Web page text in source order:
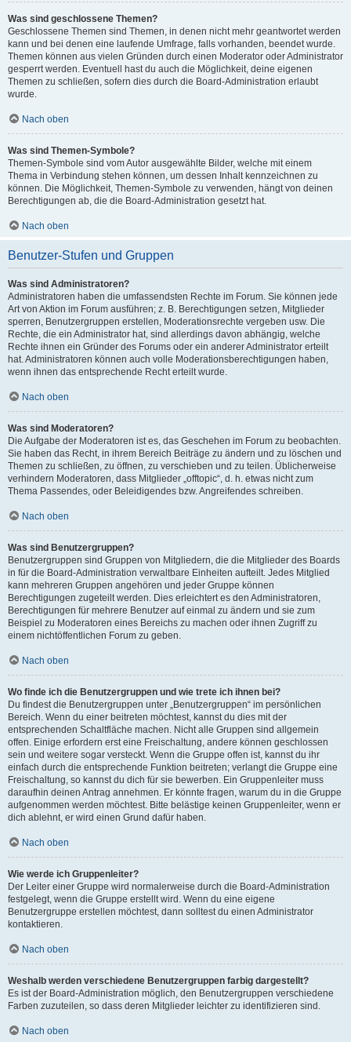
Was sind geschlossene Themen?
Geschlossene Themen sind Themen, in denen nicht mehr geantwortet werden
kann und bei denen eine laufende Umfrage, falls vorhanden, beendet wurde.
Themen können aus vielen Gründen durch einen Moderator oder Administrator
gesperrt werden. Eventuell hast du auch die Möglichkeit, deine eigenen
Themen zu schließen, sofern dies durch die Board-Administration erlaubt
wurde.
Nach oben
Was sind Themen-Symbole?
Themen-Symbole sind vom Autor ausgewählte Bilder, welche mit einem
Thema in Verbindung stehen können, um dessen Inhalt kennzeichnen zu
können. Die Möglichkeit, Themen-Symbole zu verwenden, hängt von deinen
Berechtigungen ab, die die Board-Administration gesetzt hat.
Nach oben
Benutzer-Stufen und Gruppen
Was sind Administratoren?
Administratoren haben die umfassendsten Rechte im Forum. Sie können jede
Art von Aktion im Forum ausführen; z. B. Berechtigungen setzen, Mitglieder
sperren, Benutzergruppen erstellen, Moderationsrechte vergeben usw. Die
Rechte, die ein Administrator hat, sind allerdings davon abhängig, welche
Rechte ihnen ein Gründer des Forums oder ein anderer Administrator erteilt
hat. Administratoren können auch volle Moderationsberechtigungen haben,
wenn ihnen das entsprechende Recht erteilt wurde.
Nach oben
Was sind Moderatoren?
Die Aufgabe der Moderatoren ist es, das Geschehen im Forum zu beobachten.
Sie haben das Recht, in ihrem Bereich Beiträge zu ändern und zu löschen und
Themen zu schließen, zu öffnen, zu verschieben und zu teilen. Üblicherweise
verhindern Moderatoren, dass Mitglieder „offtopic“, d. h. etwas nicht zum
Thema Passendes, oder Beleidigendes bzw. Angreifendes schreiben.
Nach oben
Was sind Benutzergruppen?
Benutzergruppen sind Gruppen von Mitgliedern, die die Mitglieder des Boards
in für die Board-Administration verwaltbare Einheiten aufteilt. Jedes Mitglied
kann mehreren Gruppen angehören und jeder Gruppe können
Berechtigungen zugeteilt werden. Dies erleichtert es den Administratoren,
Berechtigungen für mehrere Benutzer auf einmal zu ändern und sie zum
Beispiel zu Moderatoren eines Bereichs zu machen oder ihnen Zugriff zu
einem nichtöffentlichen Forum zu geben.
Nach oben
Wo finde ich die Benutzergruppen und wie trete ich ihnen bei?
Du findest die Benutzergruppen unter „Benutzergruppen“ im persönlichen
Bereich. Wenn du einer beitreten möchtest, kannst du dies mit der
entsprechenden Schaltfläche machen. Nicht alle Gruppen sind allgemein
offen. Einige erfordern erst eine Freischaltung, andere können geschlossen
sein und weitere sogar versteckt. Wenn die Gruppe offen ist, kannst du ihr
einfach durch die entsprechende Funktion beitreten; verlangt die Gruppe eine
Freischaltung, so kannst du dich für sie bewerben. Ein Gruppenleiter muss
daraufhin deinen Antrag annehmen. Er könnte fragen, warum du in die Gruppe
aufgenommen werden möchtest. Bitte belästige keinen Gruppenleiter, wenn er
dich ablehnt, er wird einen Grund dafür haben.
Nach oben
Wie werde ich Gruppenleiter?
Der Leiter einer Gruppe wird normalerweise durch die Board-Administration
festgelegt, wenn die Gruppe erstellt wird. Wenn du eine eigene
Benutzergruppe erstellen möchtest, dann solltest du einen Administrator
kontaktieren.
Nach oben
Weshalb werden verschiedene Benutzergruppen farbig dargestellt?
Es ist der Board-Administration möglich, den Benutzergruppen verschiedene
Farben zuzuteilen, so dass deren Mitglieder leichter zu identifizieren sind.
Nach oben